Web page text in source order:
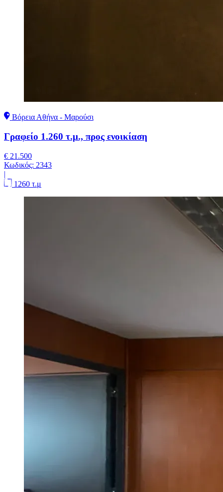
Βόρεια Αθήνα - Μαρούσι
Γραφείο 1.260 τ.μ., προς ενοικίαση
€ 21.500
Κωδικός: 2343
|
1260 τ.μ